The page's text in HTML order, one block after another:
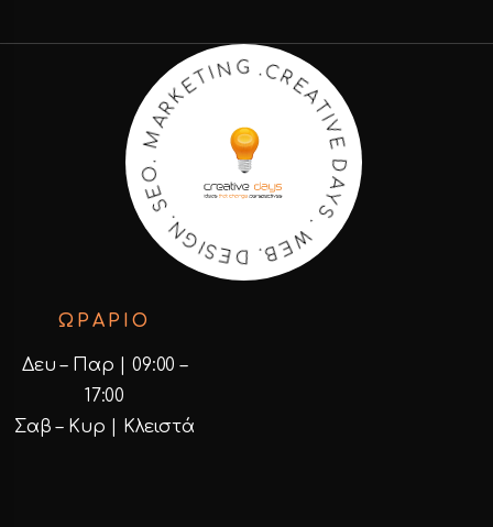
CR E ATIVE
D
A
Y
S
.
W
E
B
.
D
E
S
I
G
N
.
S
E
O
.
M
A
R
K
E
T
I
N
G.
ΩΡΑΡΙΟ
Δευ – Παρ | 09:00 –
17:00
Σαβ – Κυρ | Κλειστά